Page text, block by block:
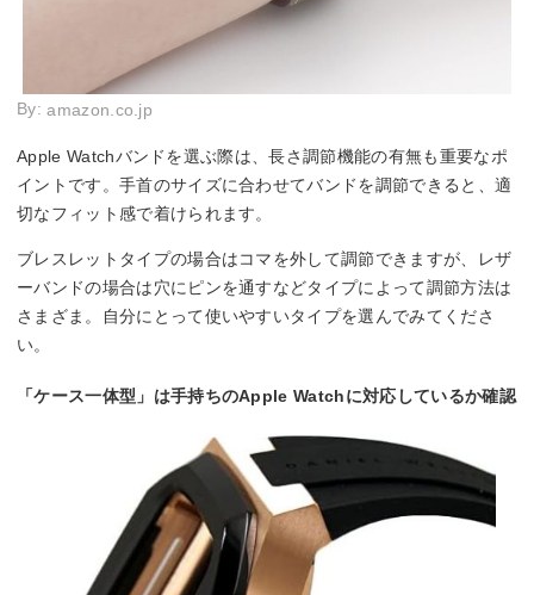
By:amazon.co.jp
Apple Watchバンドを選ぶ際は、長さ調節機能の有無も重要なポ
イントです。手首のサイズに合わせてバンドを調節できると、適
切なフィット感で着けられます。
ブレスレットタイプの場合はコマを外して調節できますが、レザ
ーバンドの場合は穴にピンを通すなどタイプによって調節方法は
さまざま。自分にとって使いやすいタイプを選んでみてくださ
い。
「ケース一体型」は手持ちのApple Watchに対応しているか確認